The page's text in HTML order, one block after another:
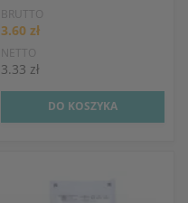
BRUTTO
3.60 zł
NETTO
3.33 zł
DO KOSZYKA